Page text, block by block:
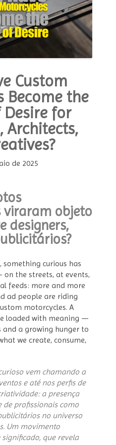
Custom
Become the
Desire for
Architects,
de 2025
viraram objeto
designers,
curious has
the streets, at events,
feeds: more and more
ad people are riding
motorcycles. A
loaded with meaning —
a growing hunger to
we create, consume,
vem chamando a
e até nos perfis de
a presença
de profissionais como
no universo
Um movimento
que revela